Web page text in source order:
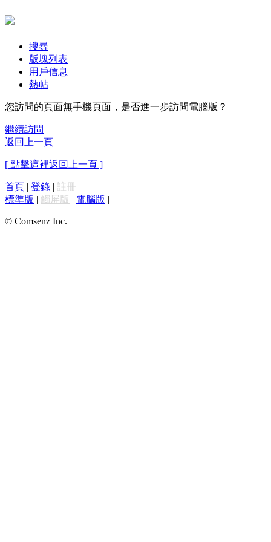
搜尋
版塊列表
用戶信息
熱帖
您訪問的頁面無手機頁面，是否進一步訪問電腦版？
繼續訪問
返回上一頁
[ 點擊這裡返回上一頁 ]
首頁 | 登錄 | 註冊
標準版 | 觸屏版 | 電腦版 |
© Comsenz Inc.